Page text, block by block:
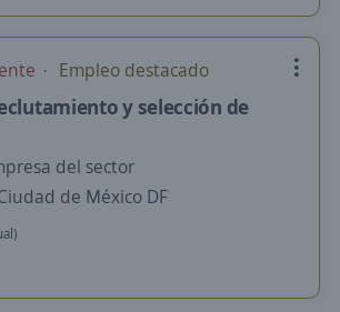
Empleo destacado
y selección de
del sector
de México DF